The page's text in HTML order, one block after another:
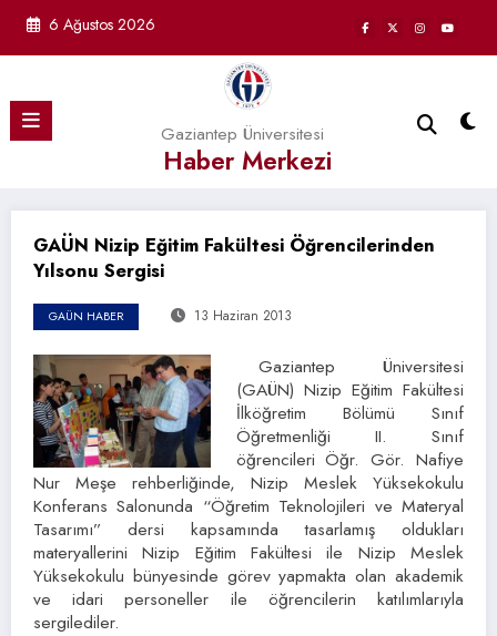
6 Ağustos 2026
Gaziantep Üniversitesi
Haber Merkezi
GAÜN Nizip Eğitim Fakültesi Öğrencilerinden
Yılsonu Sergisi
GAÜN HABER 13 Haziran 2013
Gaziantep Üniversitesi
(GAÜN) Nizip Eğitim Fakültesi
İlköğretim Bölümü Sınıf
Öğretmenliği II. Sınıf
öğrencileri Öğr. Gör. Nafiye
Nur Meşe rehberliğinde, Nizip Meslek Yüksekokulu
Konferans Salonunda “Öğretim Teknolojileri ve Materyal
Tasarımı” dersi kapsamında tasarlamış oldukları
materyallerini Nizip Eğitim Fakültesi ile Nizip Meslek
Yüksekokulu bünyesinde görev yapmakta olan akademik
ve idari personeller ile öğrencilerin katılımlarıyla
sergilediler.